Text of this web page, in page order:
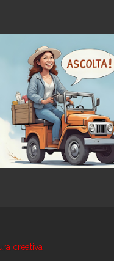
creativa